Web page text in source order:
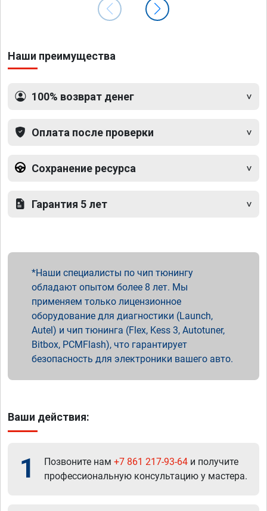
Наши преимущества
100% возврат денег
Оплата после проверки
Сохранение ресурса
Гарантия 5 лет
Наши специалисты по чип тюнингу
обладают опытом более 8 лет. Мы
применяем только лицензионное
оборудование для диагностики (Launch,
Autel) и чип тюнинга (Flex, Kess 3, Autotuner,
Bitbox, PCMFlash), что гарантирует
безопасность для электроники вашего авто.
Ваши действия:
1 Позвоните нам +7 861 217-93-64 и получите
профессиональную консультацию у мастера.